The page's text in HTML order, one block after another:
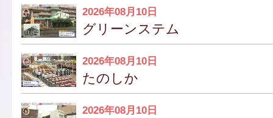
2026年08月10日
グリーンステム
2026年08月10日
たのしか
2026年08月10日